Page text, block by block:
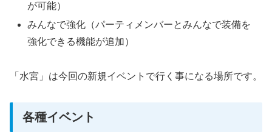
が可能）
みんなで強化（パーティメンバーとみんなで装備を
強化できる機能が追加）
「水宮」は今回の新規イベントで行く事になる場所です。
各種イベント